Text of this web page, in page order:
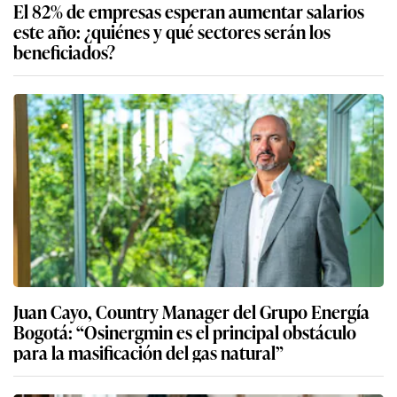
El 82% de empresas esperan aumentar salarios
este año: ¿quiénes y qué sectores serán los
beneficiados?
Juan Cayo, Country Manager del Grupo Energía
Bogotá: “Osinergmin es el principal obstáculo
para la masificación del gas natural”